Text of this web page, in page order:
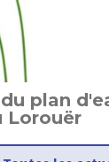
plan d'eu